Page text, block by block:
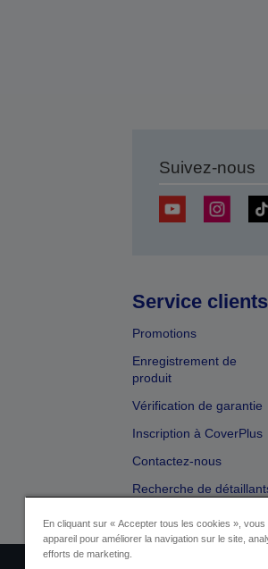
Suivez-nous
Service clients
Promotions
Enregistrement de
produit
Vérification de garantie
Inscription à CoverPlus
Contactez-nous
Recherche de
En cliquant sur « Accepter tous les cookies »,
appareil pour améliorer la navigation sur le site,
efforts de marketing.